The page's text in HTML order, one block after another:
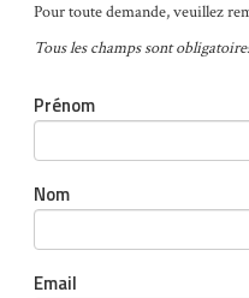
Pour toute demande, veuillez
Tous les champs sont
Prénom
Nom
Email